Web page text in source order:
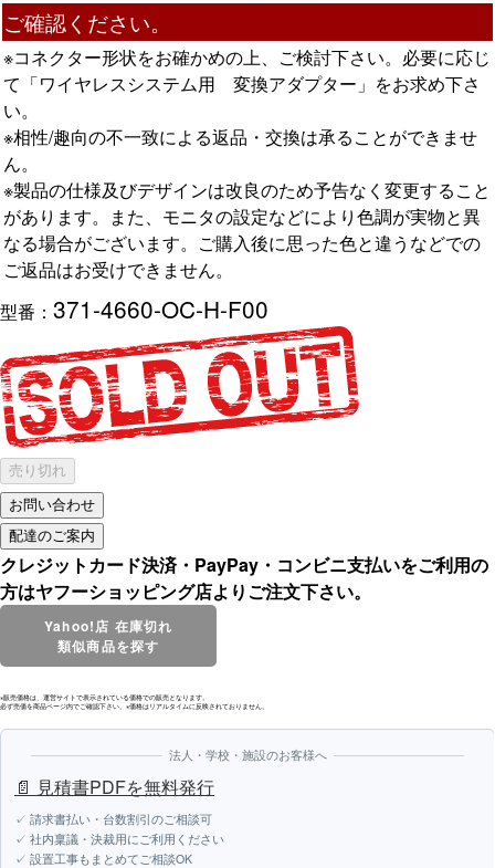
ご確認ください。
※コネクター形状をお確かめの上、ご検討下さい。必要に応じ
て「ワイヤレスシステム用 変換アダプター」をお求め下さ
い。
※相性/趣向の不一致による返品・交換は承ることができませ
ん。
※製品の仕様及びデザインは改良のため予告なく変更すること
があります。また、モニタの設定などにより色調が実物と異
なる場合がございます。ご購入後に思った色と違うなどでの
ご返品はお受けできません。
型番： 371-4660-OC-H-F00
売り切れ
クレジットカード決済・PayPay・コンビニ支払いをご利用の
方はヤフーショッピング店よりご注文下さい。
Yahoo!店 在庫切れ
類似商品を探す
※販売価格は、運営サイトで表示されている価格での販売となります。
必ず売価を商品ページ内でご確認下さい。※価格はリアルタイムに反映されておりません。
法人・学校・施設のお客様へ
📄 見積書PDFを無料発行
✓ 請求書払い・台数割引のご相談可
✓ 社内稟議・決裁用にご利用ください
✓ 設置工事もまとめてご相談OK